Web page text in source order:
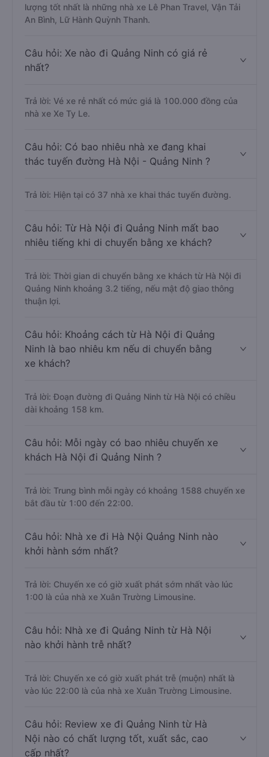
lượng tốt nhất là những nhà xe Lê Phan Travel, Vận Tải
An Bình, Lữ Hành Quỳnh Thanh.
Câu hỏi: Xe nào đi Quảng Ninh có giá rẻ
nhất?
Trả lời: Vé xe rẻ nhất có mức giá là 100.000 đồng của
nhà xe Xe Ty Le.
Câu hỏi: Có bao nhiêu nhà xe đang khai
thác tuyến đường Hà Nội - Quảng Ninh ?
Trả lời: Hiện tại có 37 nhà xe khai thác tuyến đường.
Câu hỏi: Từ Hà Nội đi Quảng Ninh mất bao
nhiêu tiếng khi di chuyển bằng xe khách?
Trả lời: Thời gian di chuyển bằng xe khách từ Hà Nội đi
Quảng Ninh khoảng 3.2 tiếng, nếu mật độ giao thông
thuận lợi.
Câu hỏi: Khoảng cách từ Hà Nội đi Quảng
Ninh là bao nhiêu km nếu di chuyển bằng
xe khách?
Trả lời: Đoạn đường đi Quảng Ninh từ Hà Nội có chiều
dài khoảng 158 km.
Câu hỏi: Mỗi ngày có bao nhiêu chuyến xe
khách Hà Nội đi Quảng Ninh ?
Trả lời: Trung bình mỗi ngày có khoảng 1588 chuyến xe
bắt đầu từ 1:00 đến 22:00.
Câu hỏi: Nhà xe đi Hà Nội Quảng Ninh nào
khởi hành sớm nhất?
Trả lời: Chuyến xe có giờ xuất phát sớm nhất vào lúc
1:00 là của nhà xe Xuân Trường Limousine.
Câu hỏi: Nhà xe đi Quảng Ninh từ Hà Nội
nào khởi hành trễ nhất?
Trả lời: Chuyến xe có giờ xuất phát trễ (muộn) nhất là
vào lúc 22:00 là của nhà xe Xuân Trường Limousine.
Câu hỏi: Review xe đi Quảng Ninh từ Hà
Nội nào có chất lượng tốt, xuất sắc, cao
cấp nhất?